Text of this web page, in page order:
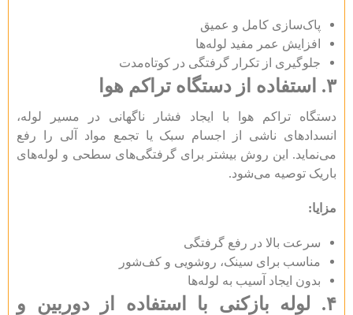
پاک‌سازی کامل و عمیق
افزایش عمر مفید لوله‌ها
جلوگیری از تکرار گرفتگی در کوتاه‌مدت
۳. استفاده از دستگاه تراکم هوا
دستگاه تراکم هوا با ایجاد فشار ناگهانی در مسیر لوله،
انسدادهای ناشی از اجسام سبک یا تجمع مواد آلی را رفع
می‌نماید. این روش بیشتر برای گرفتگی‌های سطحی و لوله‌های
باریک توصیه می‌شود.
مزایا:
سرعت بالا در رفع گرفتگی
مناسب برای سینک، روشویی و کف‌شور
بدون ایجاد آسیب به لوله‌ها
۴.
لوله بازکنی با استفاده از دوربین و